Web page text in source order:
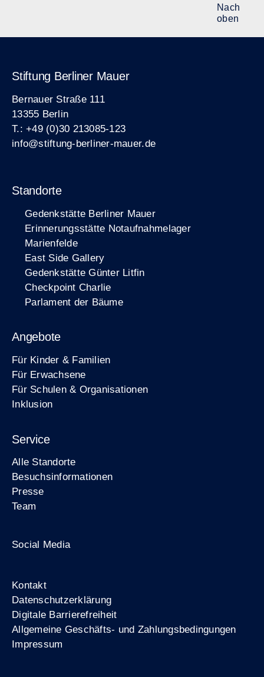
Nach
oben
Stiftung Berliner Mauer
Bernauer Straße 111
13355 Berlin
T.: +49 (0)30 213085-123
info@stiftung-berliner-mauer.de
Standorte
Gedenkstätte Berliner Mauer
Erinnerungsstätte Notaufnahmelager
Marienfelde
East Side Gallery
Gedenkstätte Günter Litfin
Checkpoint Charlie
Parlament der Bäume
Angebote
Für Kinder & Familien
Für Erwachsene
Für Schulen & Organisationen
Inklusion
Service
Alle Standorte
Besuchsinformationen
Presse
Team
Social Media
Kontakt
Datenschutzerklärung
Digitale Barrierefreiheit
Allgemeine Geschäfts- und Zahlungsbedingungen
Impressum